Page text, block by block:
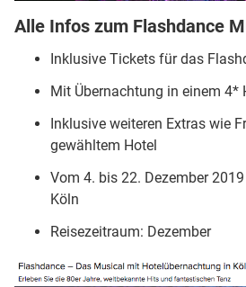
Alle Infos zum Flashdance
Inklusive Tickets für das
Mit Übernachtung in einem 4*
Inklusive weiteren Extras wie
gewähltem Hotel
Vom 4. bis 22. Dezember
Köln
Reisezeitraum: Dezember